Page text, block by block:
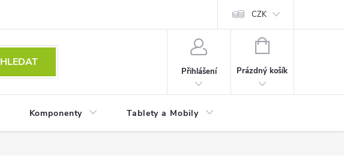
CZK
HLEDAT
Přihlášení
NÁKUPNÍ
Prázdný košík
Komponenty Tablety a Mobily